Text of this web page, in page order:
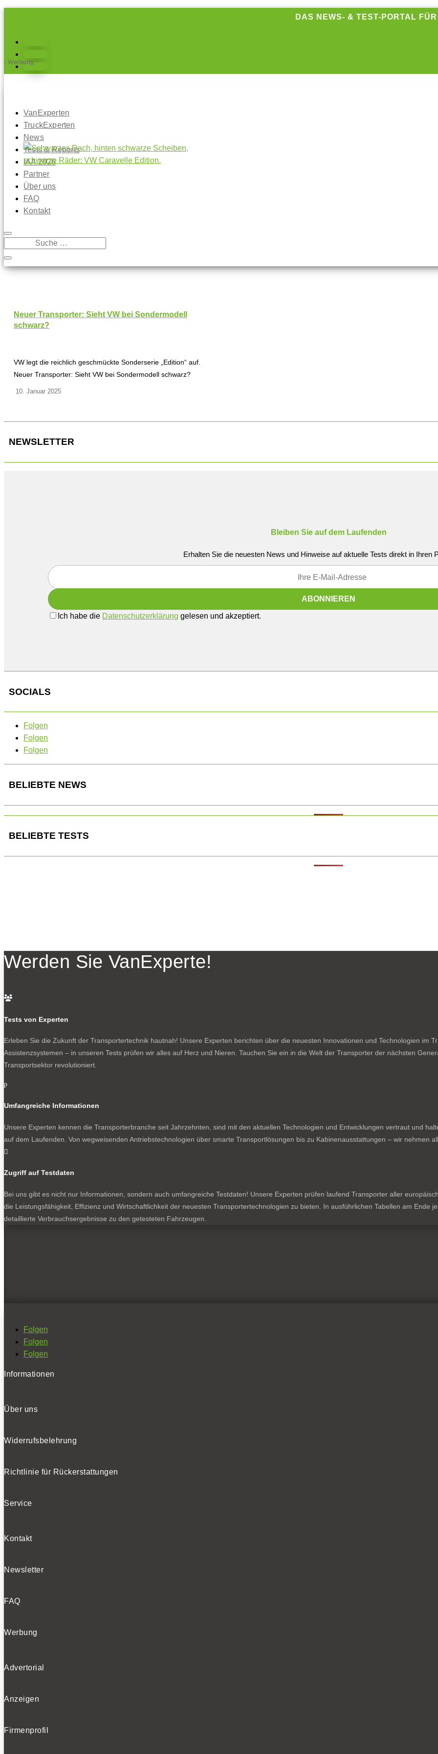
DAS NEWS- & TEST-PORTAL
Folgen
VanExperten
TruckExperten
News
Tests & Reports
IAA 2026
Partner
Über uns
FAQ
Kontakt
- Werbung -
Neuer Transporter: Sieht VW bei Sondermodell
schwarz?
VW legt die reichlich geschmückte Sonderserie „Edition“ auf.
Neuer Transporter: Sieht VW bei Sondermodell schwarz?
10. Januar 2025
NEWSLETTER
Bleiben Sie auf dem Laufenden
Erhalten Sie die neuesten News und Hinweise auf aktuelle Tests direkt in Ihren
Ich habe die Datenschutzerklärung gelesen und akzeptiert.
SOCIALS
Folgen
Folgen
Folgen
BELIEBTE NEWS
BELIEBTE TESTS
Werden Sie VanExperte!

Tests von Experten
Erleben Sie die Zukunft der Transportertechnik hautnah! Unsere Experten berichten über die neuesten Innovationen und Technologien im
Assistenzsystemen – in unseren Tests prüfen wir alles auf Herz und Nieren. Tauchen Sie ein in die Welt der Transporter der nächsten
Transportsektor revolutioniert.
p
Umfangreiche Informationen
Unsere Experten kennen die Transporterbranche seit Jahrzehnten, sind mit den aktuellen Technologien und Entwicklungen vertraut und
auf dem Laufenden. Von wegweisenden Antriebstechnologien über smarte Transportlösungen bis zu Kabinenausstattungen – wir nehmen

Zugriff auf Testdaten
Bei uns gibt es nicht nur Informationen, sondern auch umfangreiche Testdaten! Unsere Experten prüfen laufend Transporter aller
die Leistungsfähigkeit, Effizienz und Wirtschaftlichkeit der neuesten Transportertechnologien zu bieten. In ausführlichen Tabellen am Ende
detaillierte Verbrauchsergebnisse zu den getesteten Fahrzeugen.
Folgen
Folgen
Folgen
Informationen
Über uns
Widerrufsbelehrung
Richtlinie für Rückerstattungen
Service
Kontakt
Newsletter
FAQ
Werbung
Advertorial
Anzeigen
Firmenprofil